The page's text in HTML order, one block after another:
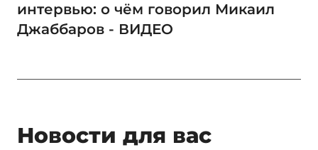
интервью: о чём говорил Микаил
Джаббаров - ВИДЕО
Новости для вас